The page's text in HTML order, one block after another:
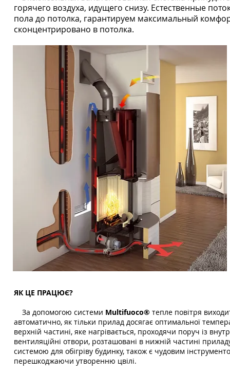
горячего воздуха, идущего снизу. Естественные
пола до потолка, гарантируем максимальный
сконцентрировано в потолка.
ЯК ЦЕ ПРАЦЮЄ?
За допомогою системи Multifuoco® тепле повітря
автоматично, як тільки прилад досягає оптимальної
верхній частині, яке нагрівається, проходячи поруч із
вентиляційні отвори, розташовані в нижній частині
системою для обігріву будинку, також є чудовим
перешкоджаючи утворенню цвілі.